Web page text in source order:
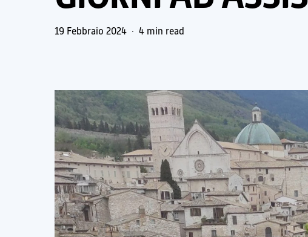
19 Febbraio 2024 4 min read